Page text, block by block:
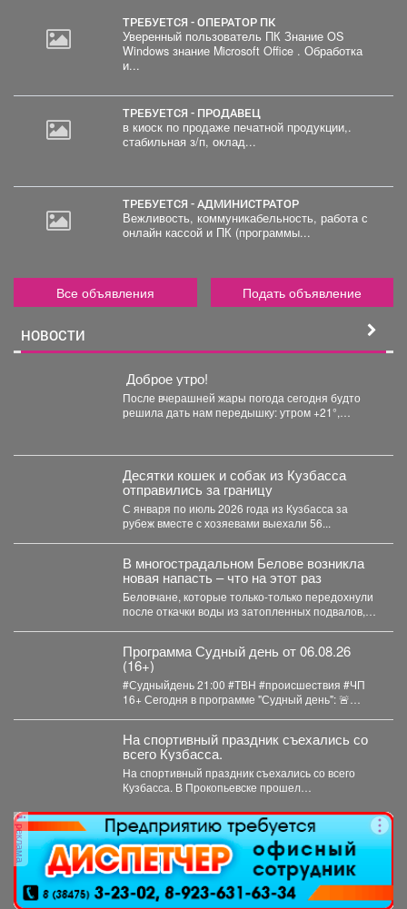
ТРЕБУЕТСЯ - ОПЕРАТОР ПК
Уверенный пользователь ПК Знание OS
Windows знание Microsoft Office . Обработка
и...
ТРЕБУЕТСЯ - ПРОДАВЕЦ
в киоск по продаже печатной продукции,.
стабильная з/п, оклад...
ТРЕБУЕТСЯ - АДМИНИСТРАТОР
Вежливость, коммуникабельность, работа с
онлайн кассой и ПК (программы...
Все объявления Подать объявление
НОВОСТИ
Доброе утро!
После вчерашней жары погода сегодня будто
решила дать нам передышку: утром +21°,
Десятки кошек и собак из Кузбасса
отправились за границу
С января по июль 2026 года из Кузбасса за
рубеж вместе с хозяевами выехали 56...
В многострадальном Белове возникла
новая напасть – что на этот раз
Беловчане, которые только-только передохнули
после откачки воды из затопленных подвалов,
Программа Судный день от 06.08.26
(16+)
#Судныйдень 21:00 #ТВН #происшествия #ЧП
16+ Сегодня в программе "Судный день": 🚨
На спортивный праздник съехались со
всего Кузбасса.
На спортивный праздник съехались со всего
Кузбасса. В Прокопьевске прошел
реклама